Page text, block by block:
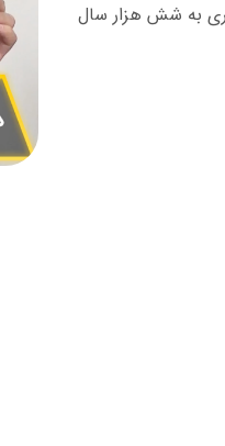
به شش هزار سال